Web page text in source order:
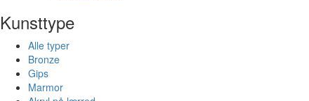
Kunsttype
Alle typer
Bronze
Gips
Marmor